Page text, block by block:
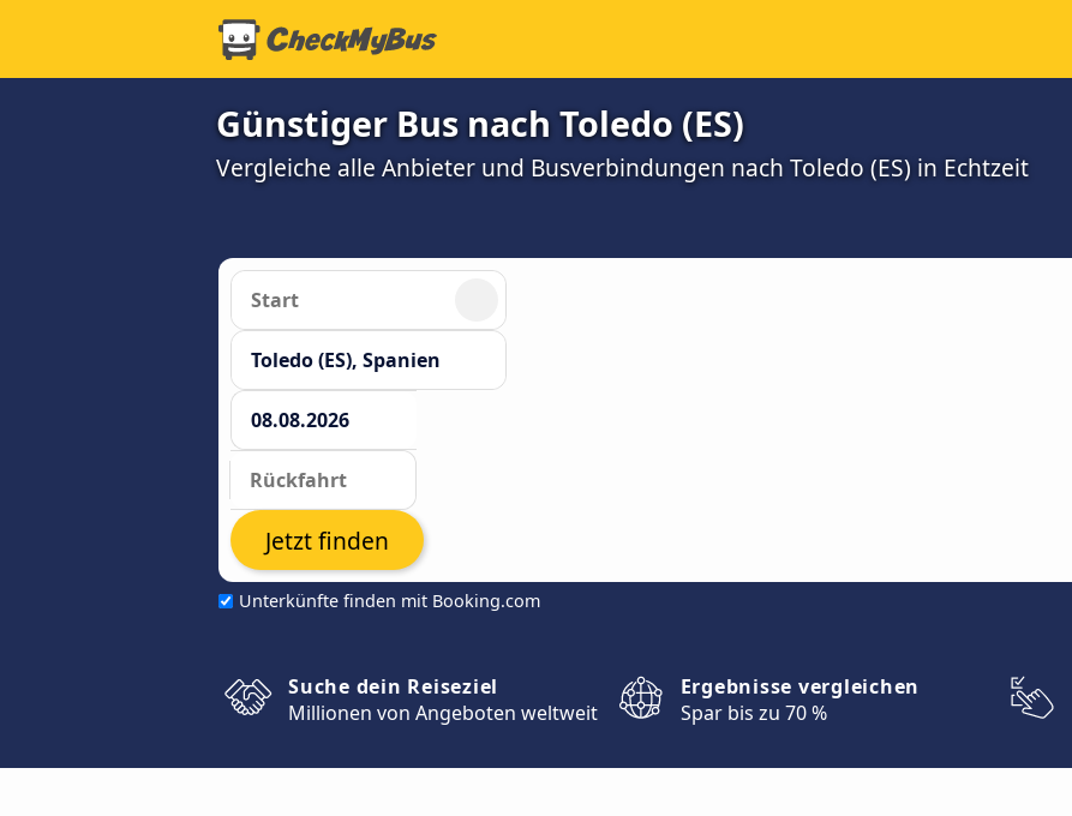
Günstiger Bus nach Toledo (ES)
Vergleiche alle Anbieter und Busverbindungen nach Toledo (ES) in Echtzeit
Unterkünfte finden mit Booking.com
Jetzt finden
Suche dein Reiseziel
Millionen von Angeboten weltweit
Ergebnisse vergleichen
Spar bis zu 70 %